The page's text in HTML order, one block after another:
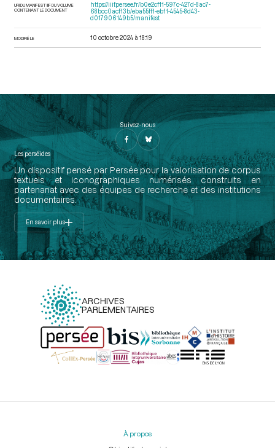
URI DU MANIFEST IIIF DU VOLUME
CONTENANT LE DOCUMENT
https://iiif.persee.fr/b0e2cf11-597c-427d-8ac7-
68bcc0acf13b/eba55ff1-eb11-4545-8d43-
d017906149b5/manifest
MODIFIÉ LE 10 octobre 2024 à 18:19
Suivez-nous
Les perséides
Un dispositif pensé par Persée pour la valorisation de corpus
textuels et iconographiques numérisés construits en
partenariat avec des équipes de recherche et des institutions
documentaires.
En savoir plus
ARCHIVES
PARLEMENTAIRES
Menu
À propos